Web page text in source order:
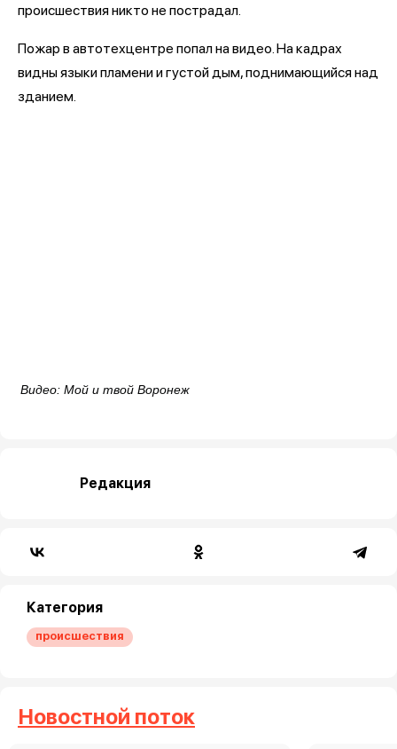
происшествия никто не пострадал.
Пожар в автотехцентре попал на видео. На кадрах
видны языки пламени и густой дым, поднимающийся над
зданием.
Видео: Мой и твой Воронеж
Редакция
Категория
происшествия
Новостной поток